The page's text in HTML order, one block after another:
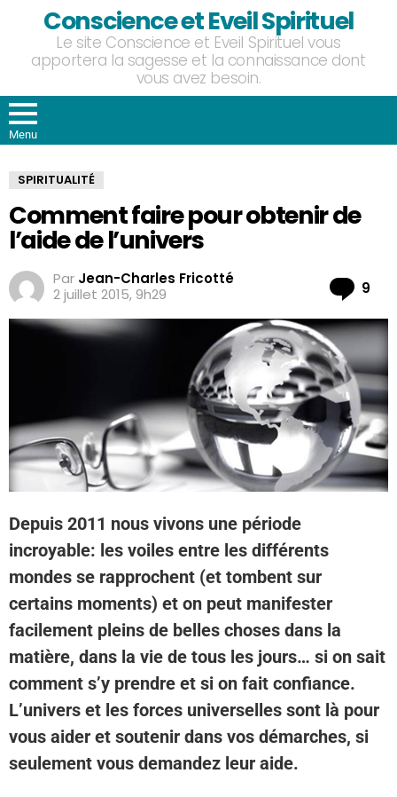
Conscience et Eveil Spirituel
Le site Conscience et Eveil Spirituel vous
apportera la sagesse et la connaissance dont
vous avez besoin.
Menu
SPIRITUALITÉ
Comment faire pour obtenir de
l’aide de l’univers
Par Jean-Charles Fricotté
2 juillet 2015, 9h29
9
Depuis 2011 nous vivons une période
incroyable: les voiles entre les différents
mondes se rapprochent (et tombent sur
certains moments) et on peut manifester
facilement pleins de belles choses dans la
matière, dans la vie de tous les jours… si on sait
comment s’y prendre et si on fait confiance.
L’univers et les forces universelles sont là pour
vous aider et soutenir dans vos démarches, si
seulement vous demandez leur aide.